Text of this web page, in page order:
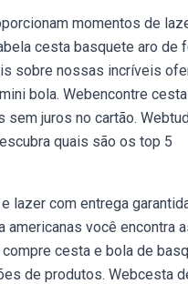
momentos de
cesta basquete aro de
sobre nossas incríveis
bola. Webencontre
juros no cartão.
quais são os top 5
lazer com entrega
americanas você encontra
cesta e bola de
de produtos. Webcesta